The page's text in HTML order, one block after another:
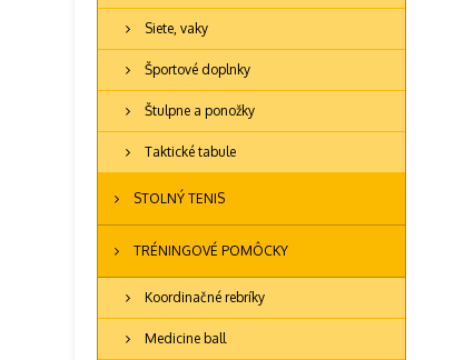
Siete, vaky
Športové doplnky
Štulpne a ponožky
Taktické tabule
STOLNÝ TENIS
TRÉNINGOVÉ POMÔCKY
Koordinačné rebríky
Medicine ball